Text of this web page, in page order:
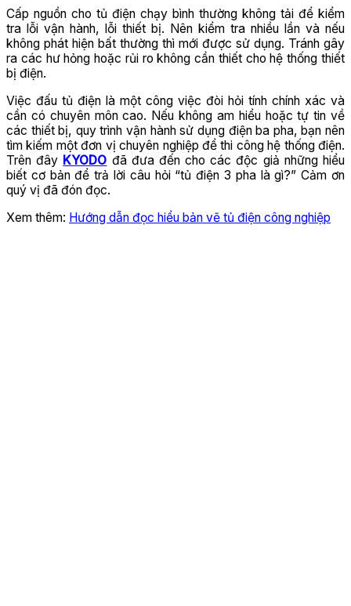
Cấp nguồn cho tủ điện chạy bình thường không tải để kiểm
tra lỗi vận hành, lỗi thiết bị. Nên kiểm tra nhiều lần và nếu
không phát hiện bất thường thì mới được sử dụng. Tránh gây
ra các hư hỏng hoặc rủi ro không cần thiết cho hệ thống thiết
bị điện.
Việc đấu tủ điện là một công việc đòi hỏi tính chính xác và
cần có chuyên môn cao. Nếu không am hiểu hoặc tự tin về
các thiết bị, quy trình vận hành sử dụng điện ba pha, bạn nên
tìm kiếm một đơn vị chuyên nghiệp để thi công hệ thống điện.
Trên đây KYODO đã đưa đến cho các độc giả những hiểu
biết cơ bản để trả lời câu hỏi “tủ điện 3 pha là gì?” Cảm ơn
quý vị đã đón đọc.
Xem thêm: Hướng dẫn đọc hiểu bản vẽ tủ điện công nghiệp